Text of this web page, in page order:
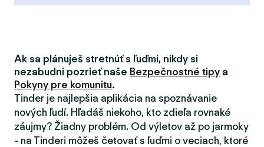
Ak sa plánuješ stretnúť s ľuďmi, nikdy si
nezabudni pozrieť naše Bezpečnostné tipy a
Pokyny pre komunitu.
Tinder je najlepšia aplikácia na spoznávanie
nových ľudí. Hľadáš niekoho, kto zdieľa rovnaké
záujmy? Žiadny problém. Od výletov až po jarmoky
- na Tinderi môžeš četovať s ľuďmi o veciach, ktoré